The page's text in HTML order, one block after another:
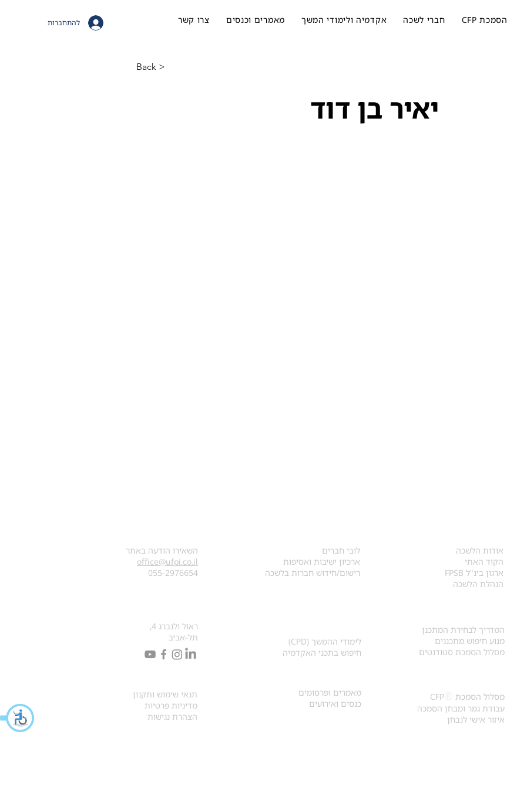
להתחברות הסמכת CFP חברי לשכה אקדמיה ולימודי המשך מאמרים וכנסים צרו קשר
< Back
יאיר בן דוד
​אודות הלשכה
הקוד האתי
ארגון בינ"ל FPSB
הנהלת הלשכה
המדריך לבחירת המתכנן
מנוע חיפוש מתכננים
מסלול הסמכת סטודנטים
לובי חברים
ארכיון ישיבות ואסיפות
רישום/חידוש חברות בלשכה
השאירו הודעה באתר
office@ufpi.co.il
​055-2976654
לימודי ההמשך (CPD)
חיפוש בתכני האקדמיה
ראול ולנברג 4,
תל-אביב
מסלול הסמכת ®
CFP
עבודת גמר ומבחן הסמכה
איזור אישי לנבחן
מאמרים ופרסומים
כנסים ואירועים
תנאי שימוש ותקנון
מדיניות פרטיות
הצהרת נגישות